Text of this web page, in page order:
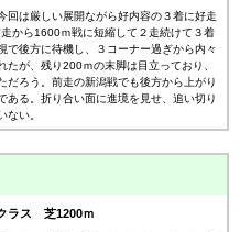
回は厳しい展開ながら好内容の３着に好走
から1600ｍ戦に短縮して２走続けて３着
で後方に待機し、３コーナー過ぎから内々
が、残り200ｍの末脚は目立っており、
だろう。前走の新潟戦でも後方から上がり
ある。折り合い面に進境を見せ、追い切り
ない。
ラス 芝1200ｍ